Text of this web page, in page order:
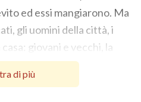
ed essi mangiarono. Ma
gli uomini della città, i
giovani e vecchi, la
da ogni lato. Chiamarono
quegli uomini che sono
di più